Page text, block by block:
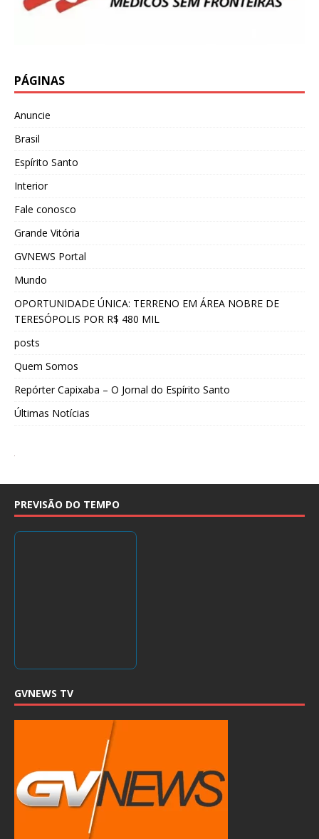
PÁGINAS
Anuncie
Brasil
Espírito Santo
Interior
Fale conosco
Grande Vitória
GVNEWS Portal
Mundo
OPORTUNIDADE ÚNICA: TERRENO EM ÁREA NOBRE DE
TERESÓPOLIS POR R$ 480 MIL
posts
Quem Somos
Repórter Capixaba – O Jornal do Espírito Santo
Últimas Notícias
PREVISÃO DO TEMPO
GVNEWS TV